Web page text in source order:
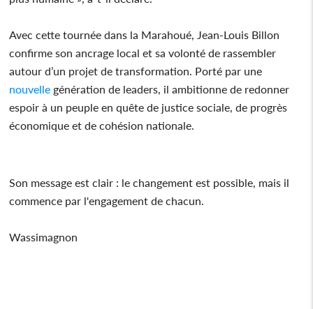
Avec cette tournée dans la Marahoué, Jean-Louis Billon
confirme son ancrage local et sa volonté de rassembler
autour d’un projet de transformation. Porté par une
nouvelle génération de leaders, il ambitionne de redonner
espoir à un peuple en quête de justice sociale, de progrès
économique et de cohésion nationale.
Son message est clair : le changement est possible, mais il
commence par l'engagement de chacun.
Wassimagnon